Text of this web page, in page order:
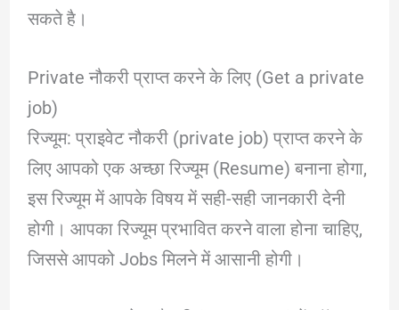
सकते है।
Private नौकरी प्राप्त करने के लिए (Get a private
job)
रिज्यूम: प्राइवेट नौकरी (private job) प्राप्त करने के
लिए आपको एक अच्छा रिज्यूम (Resume) बनाना होगा,
इस रिज्यूम में आपके विषय में सही-सही जानकारी देनी
होगी। आपका रिज्यूम प्रभावित करने वाला होना चाहिए,
जिससे आपको Jobs मिलने में आसानी होगी।